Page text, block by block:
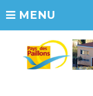
MENU